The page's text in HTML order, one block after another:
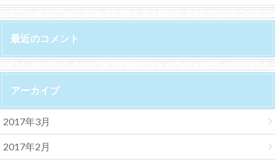
最近のコメント
アーカイブ
2017年3月
2017年2月